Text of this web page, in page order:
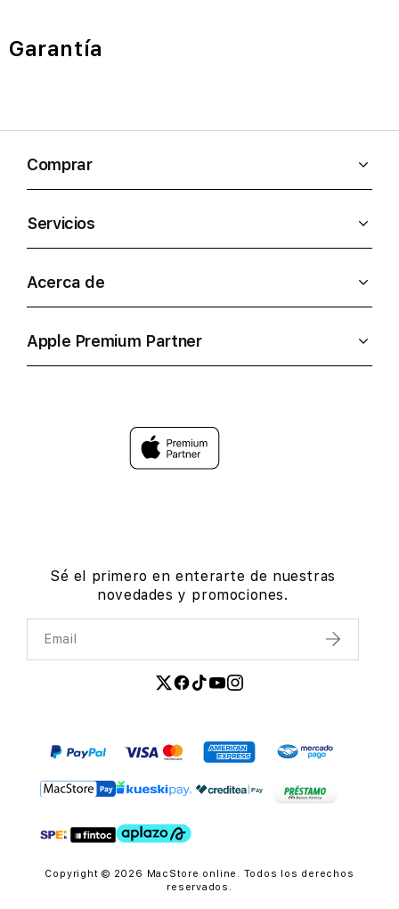
Garantía
Comprar
Servicios
Acerca de
Apple Premium Partner
Sé el primero en enterarte de nuestras
novedades y promociones.
Email
Copyright © 2026 MacStore online. Todos los derechos
reservados.